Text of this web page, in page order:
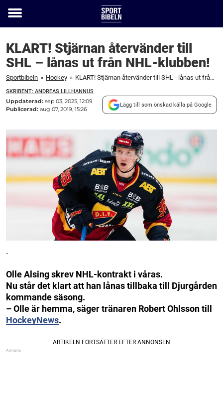
Toggle
KLART! Stjärnan återvänder till
SHL – lånas ut från NHL-klubben!
Sportbibeln » Hockey » KLART! Stjärnan återvänder till SHL - lånas ut från NHL-klubben!
SKRIBENT: ANDREAS LILLHANNUS
Uppdaterad: sep 03, 2025, 12:09
Publicerad: aug 07, 2019, 15:26
Lägg till som önskad källa på Google
.
Olle Alsing skrev NHL-kontrakt i våras.
Nu står det klart att han lånas tillbaka till Djurgården
kommande säsong.
– Olle är hemma, säger tränaren Robert Ohlsson till
HockeyNews.